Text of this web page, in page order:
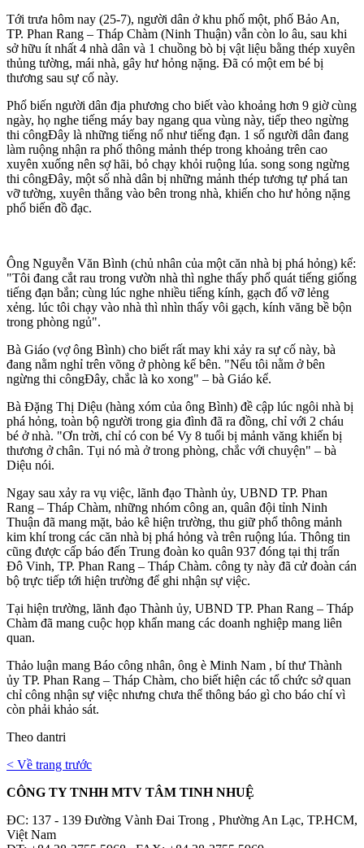
Tới trưa hôm nay (25-7), người dân ở khu phố một, phố Bảo An,
TP. Phan Rang – Tháp Chàm (Ninh Thuận) vẫn còn lo âu, sau khi
sở hữu ít nhất 4 nhà dân và 1 chuồng bò bị vật liệu bằng thép xuyên
thủng tường, mái nhà, gây hư hỏng nặng. Đã có một em bé bị
thương sau sự cố này.
Phổ biến người dân địa phương cho biết vào khoảng hơn 9 giờ cùng
ngày, họ nghe tiếng máy bay ngang qua vùng này, tiếp theo ngừng
thi côngĐây là những tiếng nổ như tiếng đạn. 1 số người dân đang
làm ruộng nhận ra phổ thông mảnh thép trong khoảng trên cao
xuyên xuống nên sợ hãi, bỏ chạy khỏi ruộng lúa. song song ngừng
thi côngĐây, một số nhà dân bị những mảnh thép tương tự phá tan
vỡ tường, xuyên thẳng vào bên trong nhà, khiến cho hư hỏng nặng
phổ biến đồ đạc.
Ông Nguyễn Văn Bình (chủ nhân của một căn nhà bị phá hỏng) kể:
"Tôi đang cắt rau trong vườn nhà thì nghe thấy phổ quát tiếng giống
tiếng đạn bắn; cùng lúc nghe nhiều tiếng kính, gạch đổ vỡ lẻng
xẻng. lúc tôi chạy vào nhà thì nhìn thấy vôi gạch, kính văng bề bộn
trong phòng ngủ".
Bà Giáo (vợ ông Bình) cho biết rất may khi xảy ra sự cố này, bà
đang nằm nghỉ trên võng ở phòng kế bên. "Nếu tôi nằm ở bên
ngừng thi côngĐây, chắc là ko xong" – bà Giáo kể.
Bà Đặng Thị Diệu (hàng xóm của ông Bình) đề cập lúc ngôi nhà bị
phá hỏng, toàn bộ người trong gia đình đã ra đồng, chỉ với 2 cháu
bé ở nhà. "Ơn trời, chỉ có con bé Vy 8 tuổi bị mảnh văng khiến bị
thương ở chân. Tụi nó mà ở trong phòng, chắc với chuyện" – bà
Diệu nói.
Ngay sau xảy ra vụ việc, lãnh đạo Thành ủy, UBND TP. Phan
Rang – Tháp Chàm, những nhóm công an, quân đội tỉnh Ninh
Thuận đã mang mặt, bảo kê hiện trường, thu giữ phổ thông mảnh
kim khí trong các căn nhà bị phá hỏng và trên ruộng lúa. Thông tin
cũng được cấp báo đến Trung đoàn ko quân 937 đóng tại thị trấn
Đô Vinh, TP. Phan Rang – Tháp Chàm. công ty này đã cử đoàn cán
bộ trực tiếp tới hiện trường để ghi nhận sự việc.
Tại hiện trường, lãnh đạo Thành ủy, UBND TP. Phan Rang – Tháp
Chàm đã mang cuộc họp khẩn mang các doanh nghiệp mang liên
quan.
Thảo luận mang Báo công nhân, ông è Minh Nam , bí thư Thành
ủy TP. Phan Rang – Tháp Chàm, cho biết hiện các tổ chức sở quan
chỉ công nhận sự việc nhưng chưa thể thông báo gì cho báo chí vì
còn phải khảo sát.
Theo dantri
< Về trang trước
CÔNG TY TNHH MTV TÂM TINH NHUỆ
ĐC: 137 - 139 Đường Vành Đai Trong , Phường An Lạc, TP.HCM,
Việt Nam